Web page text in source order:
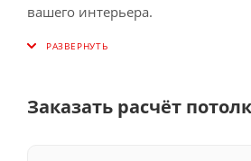
вашего интерьера.
Заказать расчёт